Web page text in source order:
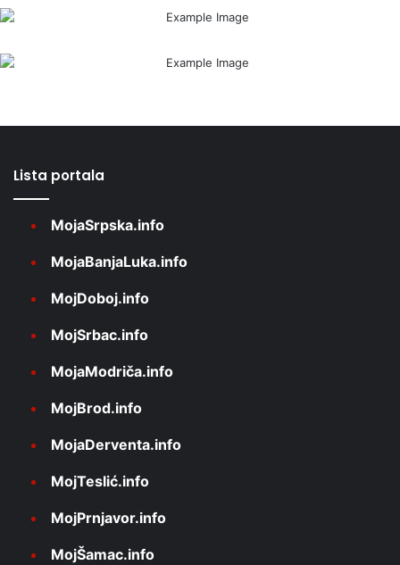
Lista portala
MojaSrpska.info
MojaBanjaLuka.info
MojDoboj.info
MojSrbac.info
MojaModriča.info
MojBrod.info
MojaDerventa.info
MojTeslić.info
MojPrnjavor.info
MojŠamac.info